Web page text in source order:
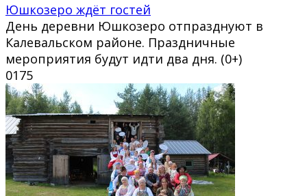
Юшкозеро ждёт гостей
День деревни Юшкозеро отпразднуют в
Калевальском районе. Праздничные
мероприятия будут идти два дня. (0+)
0175